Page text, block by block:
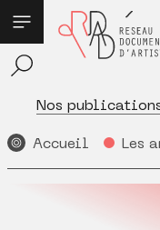
Nos
Accueil Les